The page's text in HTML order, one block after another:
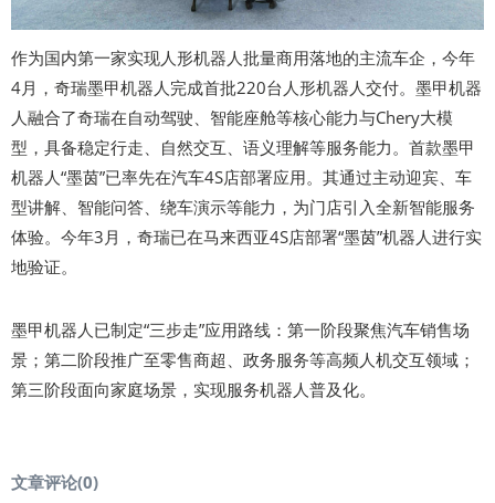
作为国内第一家实现人形机器人批量商用落地的主流车企，今年
4月，奇瑞墨甲机器人完成首批220台人形机器人交付。墨甲机器
人融合了奇瑞在自动驾驶、智能座舱等核心能力与Chery大模
型，具备稳定行走、自然交互、语义理解等服务能力。首款墨甲
机器人“墨茵”已率先在汽车4S店部署应用。其通过主动迎宾、车
型讲解、智能问答、绕车演示等能力，为门店引入全新智能服务
体验。今年3月，奇瑞已在马来西亚4S店部署“墨茵”机器人进行实
地验证。
墨甲机器人已制定“三步走”应用路线：第一阶段聚焦汽车销售场
景；第二阶段推广至零售商超、政务服务等高频人机交互领域；
第三阶段面向家庭场景，实现服务机器人普及化。
文章评论(0)